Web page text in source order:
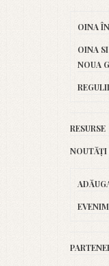
OINA
OINA
NOUA
RESURSE